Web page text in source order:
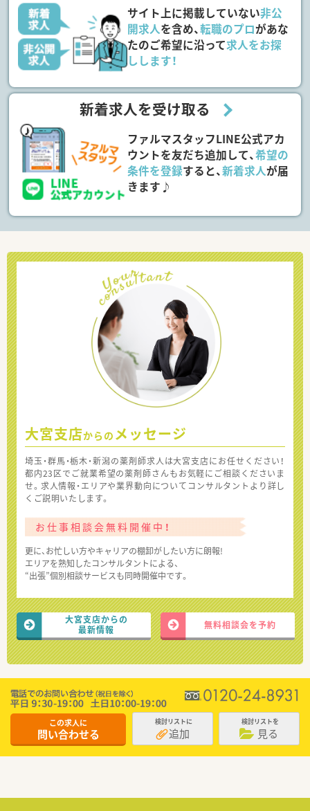
サイト上に掲載していない非公
開求人を含め、転職のプロがあな
たのご希望に沿って求人をお探
しします！
新着求人を受け取る
ファルマスタッフLINE公式アカ
ウントを友だち追加して、希望の
条件を登録すると、新着求人が届
きます♪
大宮支店からの メッセージ
埼玉・群馬・栃木・新潟の薬剤師求人は大宮支店にお任せください！
都内23区でご就業希望の薬剤師さんもお気軽にご相談くださいま
せ。求人情報・エリアや業界動向についてコンサルタントより詳し
くご説明いたします。
お仕事相談会無料開催中！
更に、お忙しい方やキャリアの棚卸がしたい方に朗報!
エリアを熟知したコンサルタントによる、
“出張”個別相談サービスも同時開催中です。
大宮支店からの
最新情報
無料相談会を予約
この求人に
問い合わせる
検討リストに
追加
検討リストを
見る